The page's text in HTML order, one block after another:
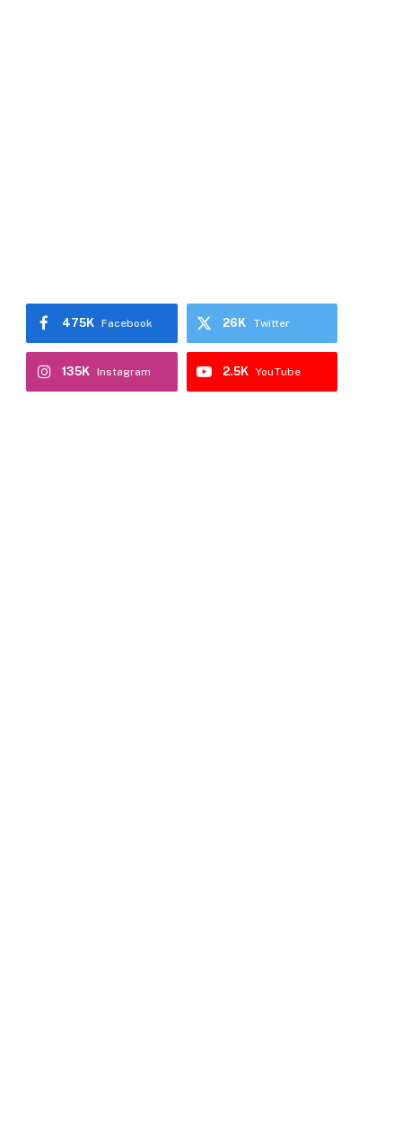
Facebook
475K Twitter
26K
Instagram
135K YouTube
2.5K